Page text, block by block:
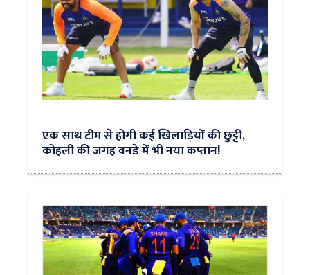
एक साथ टीम से होगी कई खिलाड़ियों की छुट्टी,
कोहली की जगह वनडे में भी नया कप्तान!